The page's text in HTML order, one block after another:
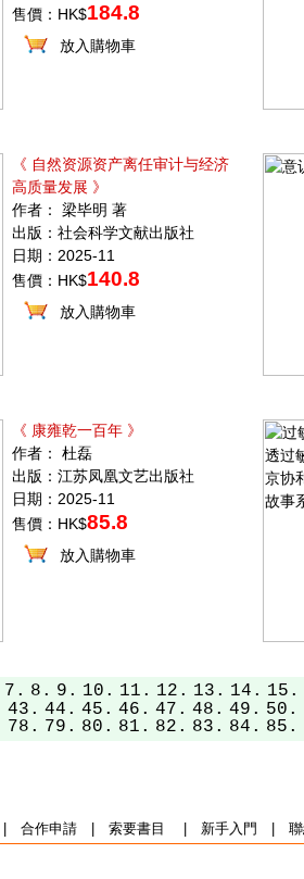
售價：HK$184.8
放入購物車
《 自然资源资产离任审计与经济
高质量发展 》
作者： 梁毕明 著
出版：社会科学文献出版社
日期：2025-11
售價：HK$140.8
放入購物車
《 康雍乾一百年 》
作者： 杜磊
出版：江苏凤凰文艺出版社
日期：2025-11
售價：HK$85.8
放入購物車
7. 8. 9. 10. 11. 12. 13. 14. 15.
43. 44. 45. 46. 47. 48. 49. 50.
78. 79. 80. 81. 82. 83. 84. 85.
合作申請| 索要書目 新手入門